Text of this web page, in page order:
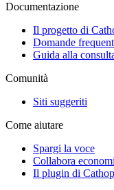
Documentazione
Il progetto di
Domande
Guida alla
Comunità
Siti suggeriti
Come aiutare
Spargi la voce
Collabora
Il plugin di